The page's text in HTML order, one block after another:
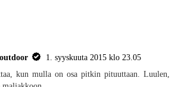
1. syyskuuta 2015 klo 23.05
kun mulla on osa pitkin pituuttaan. Luulen,